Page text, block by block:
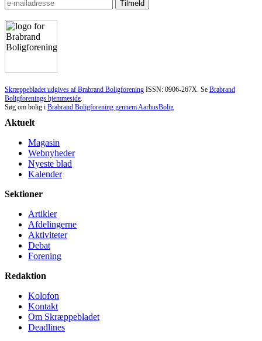
Skræppebladet udgives af Brabrand Boligforening ISSN: 0906-267X. Se Brabrand
Boligforenings hjemmeside.
Søg om bolig i Brabrand Boligforening gennem AarhusBolig
Aktuelt
Magasin
Webnyheder
Nyeste blad
Kalender
Sektioner
Artikler
Afdelingerne
Aktiviteter
Debat
Forening
Redaktion
Kolofon
Kontakt
Om Skræppe­bladet
Deadlines